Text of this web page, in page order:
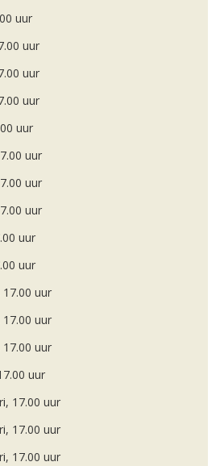
uur
uur
uur
uur
uur
uur
uur
uur
uur
uur
uur
uur
uur
uur
17.00 uur
17.00 uur
17.00 uur